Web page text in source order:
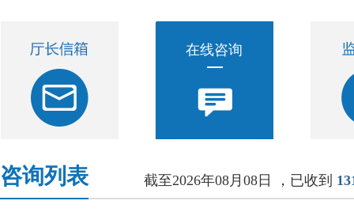
在线咨询
咨询列表 截至2026年08月08日 ，已收到